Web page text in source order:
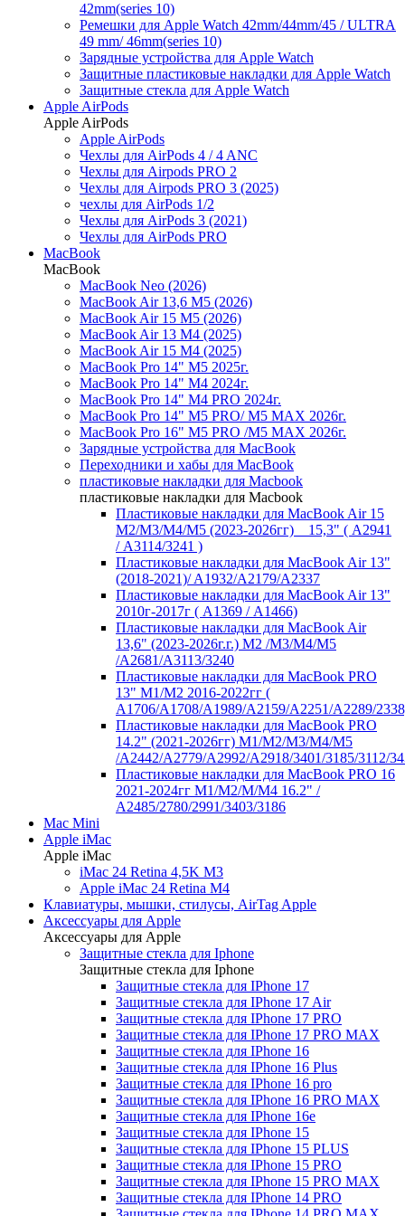
42mm(series 10)
Ремешки для Apple Watch 42mm/44mm/45 / ULTRA
49 mm/ 46mm(series 10)
Зарядные устройства для Apple Watch
Защитные пластиковые накладки для Apple Watch
Защитные стекла для Apple Watch
Apple AirPods
Apple AirPods
Apple AirPods
Чехлы для AirPods 4 / 4 ANC
Чехлы для Airpods PRO 2
Чехлы для Airpods PRO 3 (2025)
чехлы для AirPods 1/2
Чехлы для AirPods 3 (2021)
Чехлы для AirPods PRO
MacBook
MacBook
MacBook Neo (2026)
MacBook Air 13,6 M5 (2026)
MacBook Air 15 M5 (2026)
MacBook Air 13 M4 (2025)
MacBook Air 15 M4 (2025)
MacBook Pro 14" M5 2025г.
MacBook Pro 14" M4 2024г.
MacBook Pro 14" M4 PRO 2024г.
MacBook Pro 14" M5 PRO/ M5 MAX 2026г.
MacBook Pro 16" M5 PRO /M5 MAX 2026г.
Зарядные устройства для MacBook
Переходники и хабы для MacBook
пластиковые накладки для Macbook
пластиковые накладки для Macbook
Пластиковые накладки для MacBook Air 15
M2/M3/M4/M5 (2023-2026гг) _ 15,3" ( А2941
/ А3114/3241 )
Пластиковые накладки для MacBook Air 13"
(2018-2021)/ A1932/A2179/A2337
Пластиковые накладки для MacBook Air 13"
2010г-2017г ( А1369 / А1466)
Пластиковые накладки для MacBook Air
13,6" (2023-2026г.г.) M2 /M3/M4/M5
/A2681/A3113/3240
Пластиковые накладки для MacBook PRO
13" M1/M2 2016-2022гг (
А1706/A1708/A1989/A2159/A2251/A2289/
Пластиковые накладки для MacBook PRO
14.2" (2021-2026гг) M1/M2/M3/M4/M5
/A2442/A2779/A2992/A2918/3401/3185/3112/
Пластиковые накладки для MacBook PRO 16
2021-2024гг M1/M2/M/M4 16.2" /
А2485/2780/2991/3403/3186
Mac Mini
Apple iMac
Apple iMac
iMac 24 Retina 4,5K M3
Apple iMac 24 Retina M4
Клавиатуры, мышки, стилусы, AirTag Apple
Аксессуары для Apple
Аксессуары для Apple
Защитные стекла для Iphone
Защитные стекла для Iphone
Защитные стекла для IPhone 17
Защитные стекла для IPhone 17 Air
Защитные стекла для IPhone 17 PRO
Защитные стекла для IPhone 17 PRO MAX
Защитные стекла для IPhone 16
Защитные стекла для IPhone 16 Plus
Защитные стекла для IPhone 16 pro
Защитные стекла для IPhone 16 PRO MAX
Защитные стекла для IPhone 16e
Защитные стекла для IPhone 15
Защитные стекла для IPhone 15 PLUS
Защитные стекла для IPhone 15 PRO
Защитные стекла для IPhone 15 PRO MAX
Защитные стекла для IPhone 14 PRO